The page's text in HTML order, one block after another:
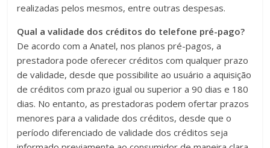
realizadas pelos mesmos, entre outras despesas.
Qual a validade dos créditos do telefone pré-pago?
De acordo com a Anatel, nos planos pré-pagos, a
prestadora pode oferecer créditos com qualquer prazo
de validade, desde que possibilite ao usuário a aquisição
de créditos com prazo igual ou superior a 90 dias e 180
dias. No entanto, as prestadoras podem ofertar prazos
menores para a validade dos créditos, desde que o
período diferenciado de validade dos créditos seja